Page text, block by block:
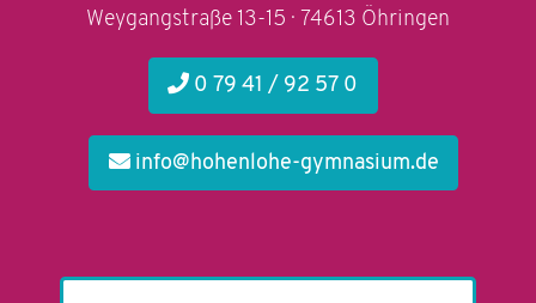
Weygangstraße 13-15 · 74613 Öhringen
0 79 41 / 92 57 0
info@hohenlohe-gymnasium.de